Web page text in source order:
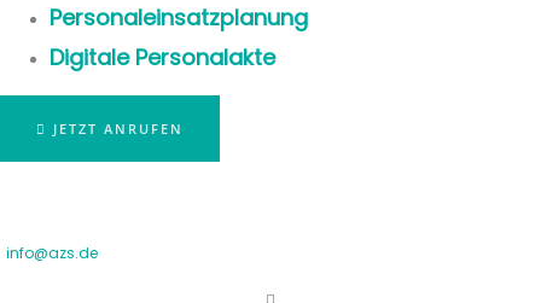
Personaleinsatzplanung
Digitale Personalakte
JETZT ANRUFEN
info@azs.de